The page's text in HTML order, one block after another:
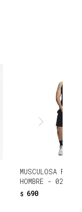
MUSCULOSA
HOMBRE - 02C
$ 690